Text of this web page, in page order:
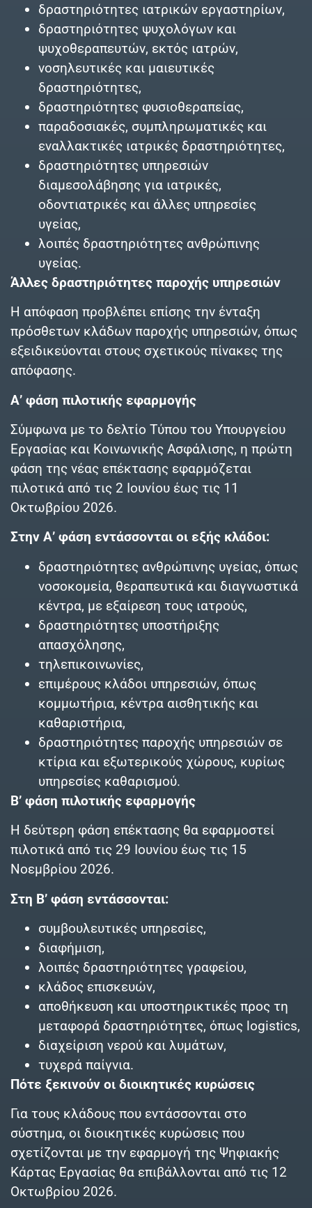
δραστηριότητες ιατρικών εργαστηρίων,
δραστηριότητες ψυχολόγων και
ψυχοθεραπευτών, εκτός ιατρών,
νοσηλευτικές και μαιευτικές
δραστηριότητες,
δραστηριότητες φυσιοθεραπείας,
παραδοσιακές, συμπληρωματικές και
εναλλακτικές ιατρικές δραστηριότητες,
δραστηριότητες υπηρεσιών
διαμεσολάβησης για ιατρικές,
οδοντιατρικές και άλλες υπηρεσίες
υγείας,
λοιπές δραστηριότητες ανθρώπινης
υγείας.
Άλλες δραστηριότητες παροχής υπηρεσιών
Η απόφαση προβλέπει επίσης την ένταξη
πρόσθετων κλάδων παροχής υπηρεσιών, όπως
εξειδικεύονται στους σχετικούς πίνακες της
απόφασης.
Α’ φάση πιλοτικής εφαρμογής
Σύμφωνα με το δελτίο Τύπου του Υπουργείου
Εργασίας και Κοινωνικής Ασφάλισης, η πρώτη
φάση της νέας επέκτασης εφαρμόζεται
πιλοτικά από τις 2 Ιουνίου έως τις 11
Οκτωβρίου 2026.
Στην Α’ φάση εντάσσονται οι εξής κλάδοι:
δραστηριότητες ανθρώπινης υγείας, όπως
νοσοκομεία, θεραπευτικά και διαγνωστικά
κέντρα, με εξαίρεση τους ιατρούς,
δραστηριότητες υποστήριξης
απασχόλησης,
τηλεπικοινωνίες,
επιμέρους κλάδοι υπηρεσιών, όπως
κομμωτήρια, κέντρα αισθητικής και
καθαριστήρια,
δραστηριότητες παροχής υπηρεσιών σε
κτίρια και εξωτερικούς χώρους, κυρίως
υπηρεσίες καθαρισμού.
Β’ φάση πιλοτικής εφαρμογής
Η δεύτερη φάση επέκτασης θα εφαρμοστεί
πιλοτικά από τις 29 Ιουνίου έως τις 15
Νοεμβρίου 2026.
Στη Β’ φάση εντάσσονται:
συμβουλευτικές υπηρεσίες,
διαφήμιση,
λοιπές δραστηριότητες γραφείου,
κλάδος επισκευών,
αποθήκευση και υποστηρικτικές προς τη
μεταφορά δραστηριότητες, όπως logistics,
διαχείριση νερού και λυμάτων,
τυχερά παίγνια.
Πότε ξεκινούν οι διοικητικές κυρώσεις
Για τους κλάδους που εντάσσονται στο
σύστημα, οι διοικητικές κυρώσεις που
σχετίζονται με την εφαρμογή της Ψηφιακής
Κάρτας Εργασίας θα επιβάλλονται από τις 12
Οκτωβρίου 2026.